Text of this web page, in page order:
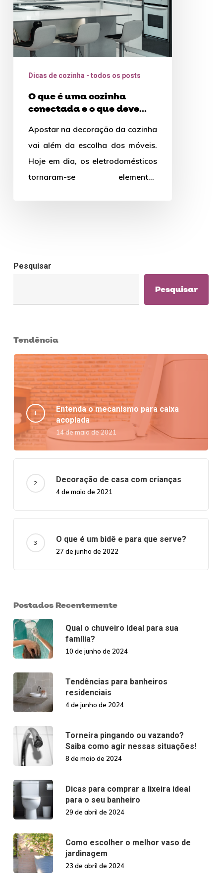
conectada
e
o
que
deveDicas de cozinha - todos os posts
O que é uma cozinha
conectada e o que deve
Apostar na decoração da cozinha
vai além da escolha dos móveis.
Hoje em dia, os eletrodomésticos
tornaram-se elementos
Pesquisar
Pesquisar
Tendência
Entenda o mecanismo para caixa
acoplada
14 de maio de 2021
Decoração de casa com crianças
4 de maio de 2021
O que é um bidê e para que serve?
27 de junho de 2022
Postados Recentemente
Qual o chuveiro ideal para sua
família?
10 de junho de 2024
Tendências para banheiros
residenciais
4 de junho de 2024
Torneira pingando ou vazando?
Saiba como agir nessas situações!
8 de maio de 2024
Dicas para comprar a lixeira ideal
para o seu banheiro
29 de abril de 2024
Como escolher o melhor vaso de
jardinagem
23 de abril de 2024